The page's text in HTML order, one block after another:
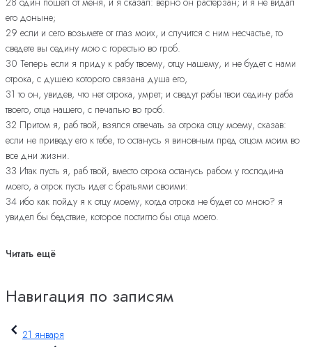
его доныне;
29 если и сего возьмете от глаз моих, и случится с ним несчастье, то
сведете вы седину мою с горестью во гроб.
30 Теперь если я приду к рабу твоему, отцу нашему, и не будет с нами
отрока, с душею которого связана душа его,
31 то он, увидев, что нет отрока, умрет; и сведут рабы твои седину раба
твоего, отца нашего, с печалью во гроб.
32 Притом я, раб твой, взялся отвечать за отрока отцу моему, сказав:
если не приведу его к тебе, то останусь я виновным пред отцом моим во
все дни жизни.
33 Итак пусть я, раб твой, вместо отрока останусь рабом у господина
моего, а отрок пусть идет с братьями своими:
34 ибо как пойду я к отцу моему, когда отрока не будет со мною? я
увидел бы бедствие, которое постигло бы отца моего.
Читать ещё
Навигация по записям
21 января